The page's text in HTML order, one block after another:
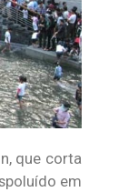
que corta
em